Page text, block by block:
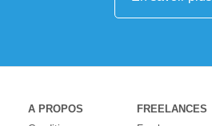
A PROPOS
FREELANCES